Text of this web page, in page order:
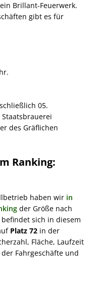
Brillant-Feuerwerk.
gibt es für
05.
des Gräflichen
Ranking:
haben wir in
der Größe nach
sich in diesem
Platz 72 in der
Fläche, Laufzeit
Fahrgeschäfte und